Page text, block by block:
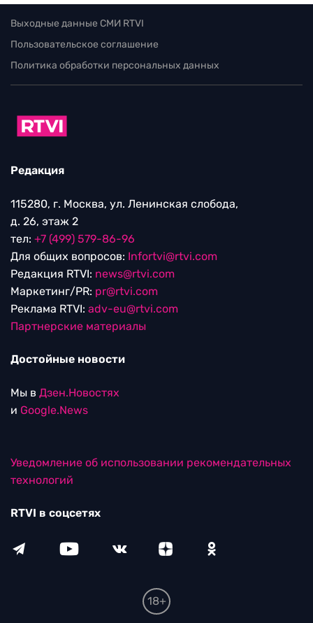
Выходные данные СМИ RTVI
Пользовательское соглашение
Политика обработки персональных данных
Редакция
115280, г. Москва, ул. Ленинская слобода,
д. 26, этаж 2
тел: +7 (499) 579-86-96
Для общих вопросов: Infortvi@rtvi.com
Редакция RTVI: news@rtvi.com
Маркетинг/PR: pr@rtvi.com
Реклама RTVI: adv-eu@rtvi.com
Партнерские материалы
Достойные новости
Мы в Дзен.Новостях
и Google.News
Уведомление об использовании рекомендательных
технологий
RTVI в соцсетях
18+